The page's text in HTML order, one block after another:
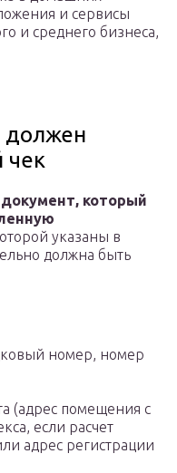
и сервисы
и среднего бизнеса,
чек
который
указаны в
должна быть
номер, номер
(адрес помещения с
если расчет
адрес регистрации